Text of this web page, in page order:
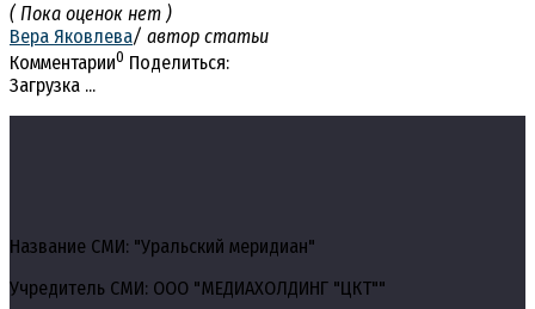
( Пока оценок нет )
Вера Яковлева/ автор статьи
Комментарии0 Поделиться:
Загрузка ...
Название СМИ: "Уральский меридиан"
Учредитель СМИ: ООО "МЕДИАХОЛДИНГ "ЦКТ""